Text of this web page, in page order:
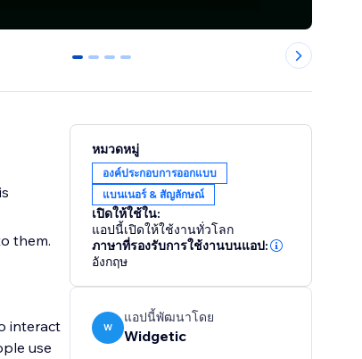
0 1 2 3
them.
interact
use
หมวดหมู่
องค์ประกอบการออกแบบ
แบนเนอร์ & สัญลักษณ์
เปิดให้ใช้ใน:
แอปนี้เปิดให้ใช้งานทั่วโลก
ภาษาที่รองรับการใช้งานบนแอป:
อังกฤษ
W
แอปนี้พัฒนาโดย
Widgetic